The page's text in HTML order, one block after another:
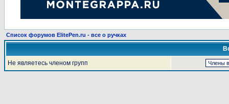
Список форумов ElitePen.ru - все о ручках
Не являетесь членом групп